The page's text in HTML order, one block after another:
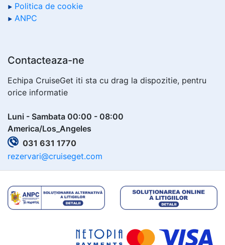
Politica de cookie
ANPC
Contacteaza-ne
Echipa CruiseGet iti sta cu drag la dispozitie, pentru
orice informatie
Luni - Sambata 00:00 - 08:00
America/Los_Angeles
031 631 1770
rezervari@cruiseget.com